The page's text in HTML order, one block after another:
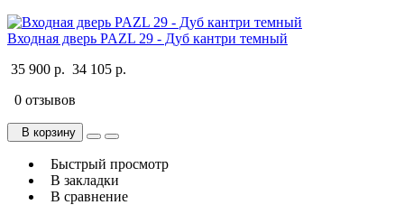
Входная дверь PAZL 29 - Дуб кантри темный
35 900 р. 34 105 р.
0 отзывов
В корзину
Быстрый просмотр
В закладки
В сравнение